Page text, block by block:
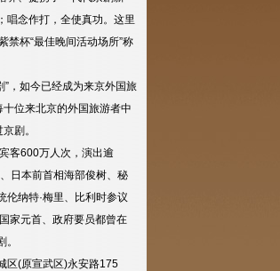
唱念作打，全使真功。这里
禁杯“最佳晚间活动场所”称
”，如今已经成为来京外国旅
十位来北京的外国旅游者中
剧。
客600万人次，演出逾
日本前首相海部俊树、秘
伦纳特·梅里、比利时参议
家元首、政府要员都曾在
。
区(原宣武区)永安路175